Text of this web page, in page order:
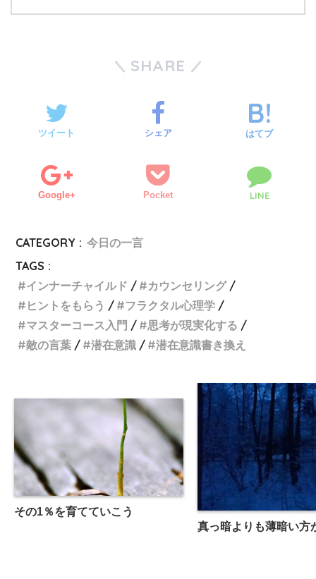
SHARE
ツイート シェア はてブ
Google+ Pocket LINE
CATEGORY : 今日の一言
TAGS :
インナーチャイルド
カウンセリング
ヒントをもらう
フラクタル心理学
マスターコース入門
思考が現実化する
敵の言葉
潜在意識 潜在意識書き換え
その1％を育てていこう
真っ暗よりも薄暗い方